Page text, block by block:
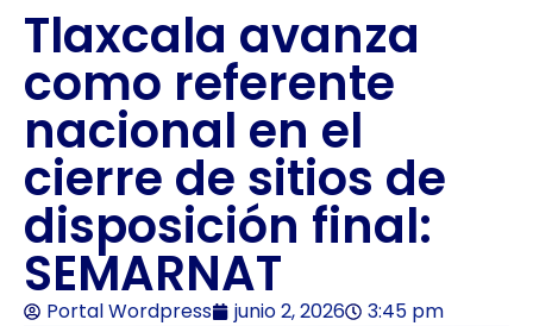
Tlaxcala avanza
como referente
nacional en el
cierre de sitios de
disposición final:
SEMARNAT
Portal Wordpress junio 2, 2026 3:45 pm